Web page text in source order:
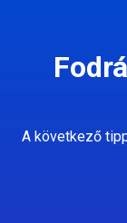
A következő